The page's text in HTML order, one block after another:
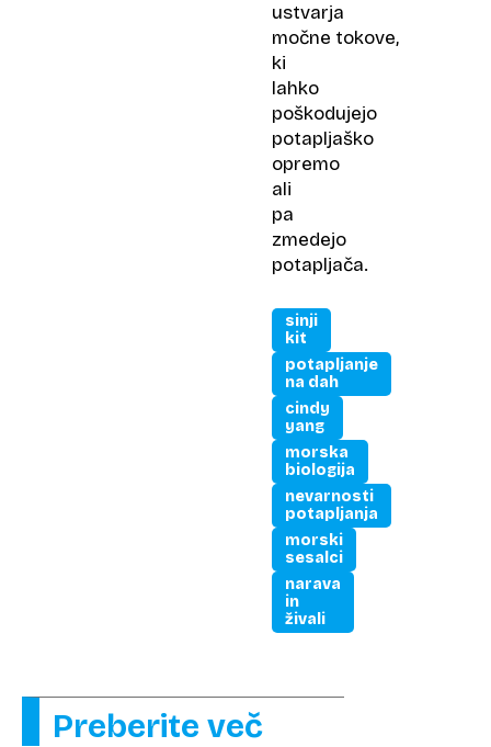
ustvarja
močne tokove,
ki
lahko
poškodujejo
potapljaško
opremo
ali
pa
zmedejo
potapljača.
sinji
kit
potapljanje
na dah
cindy
yang
morska
biologija
nevarnosti
potapljanja
morski
sesalci
narava
in
živali
Preberite več